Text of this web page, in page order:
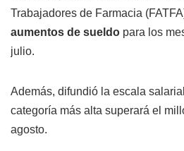
Trabajadores de Farmacia
aumentos de sueldo para los
julio.
Además, difundió la escala
categoría más alta superará el
agosto.